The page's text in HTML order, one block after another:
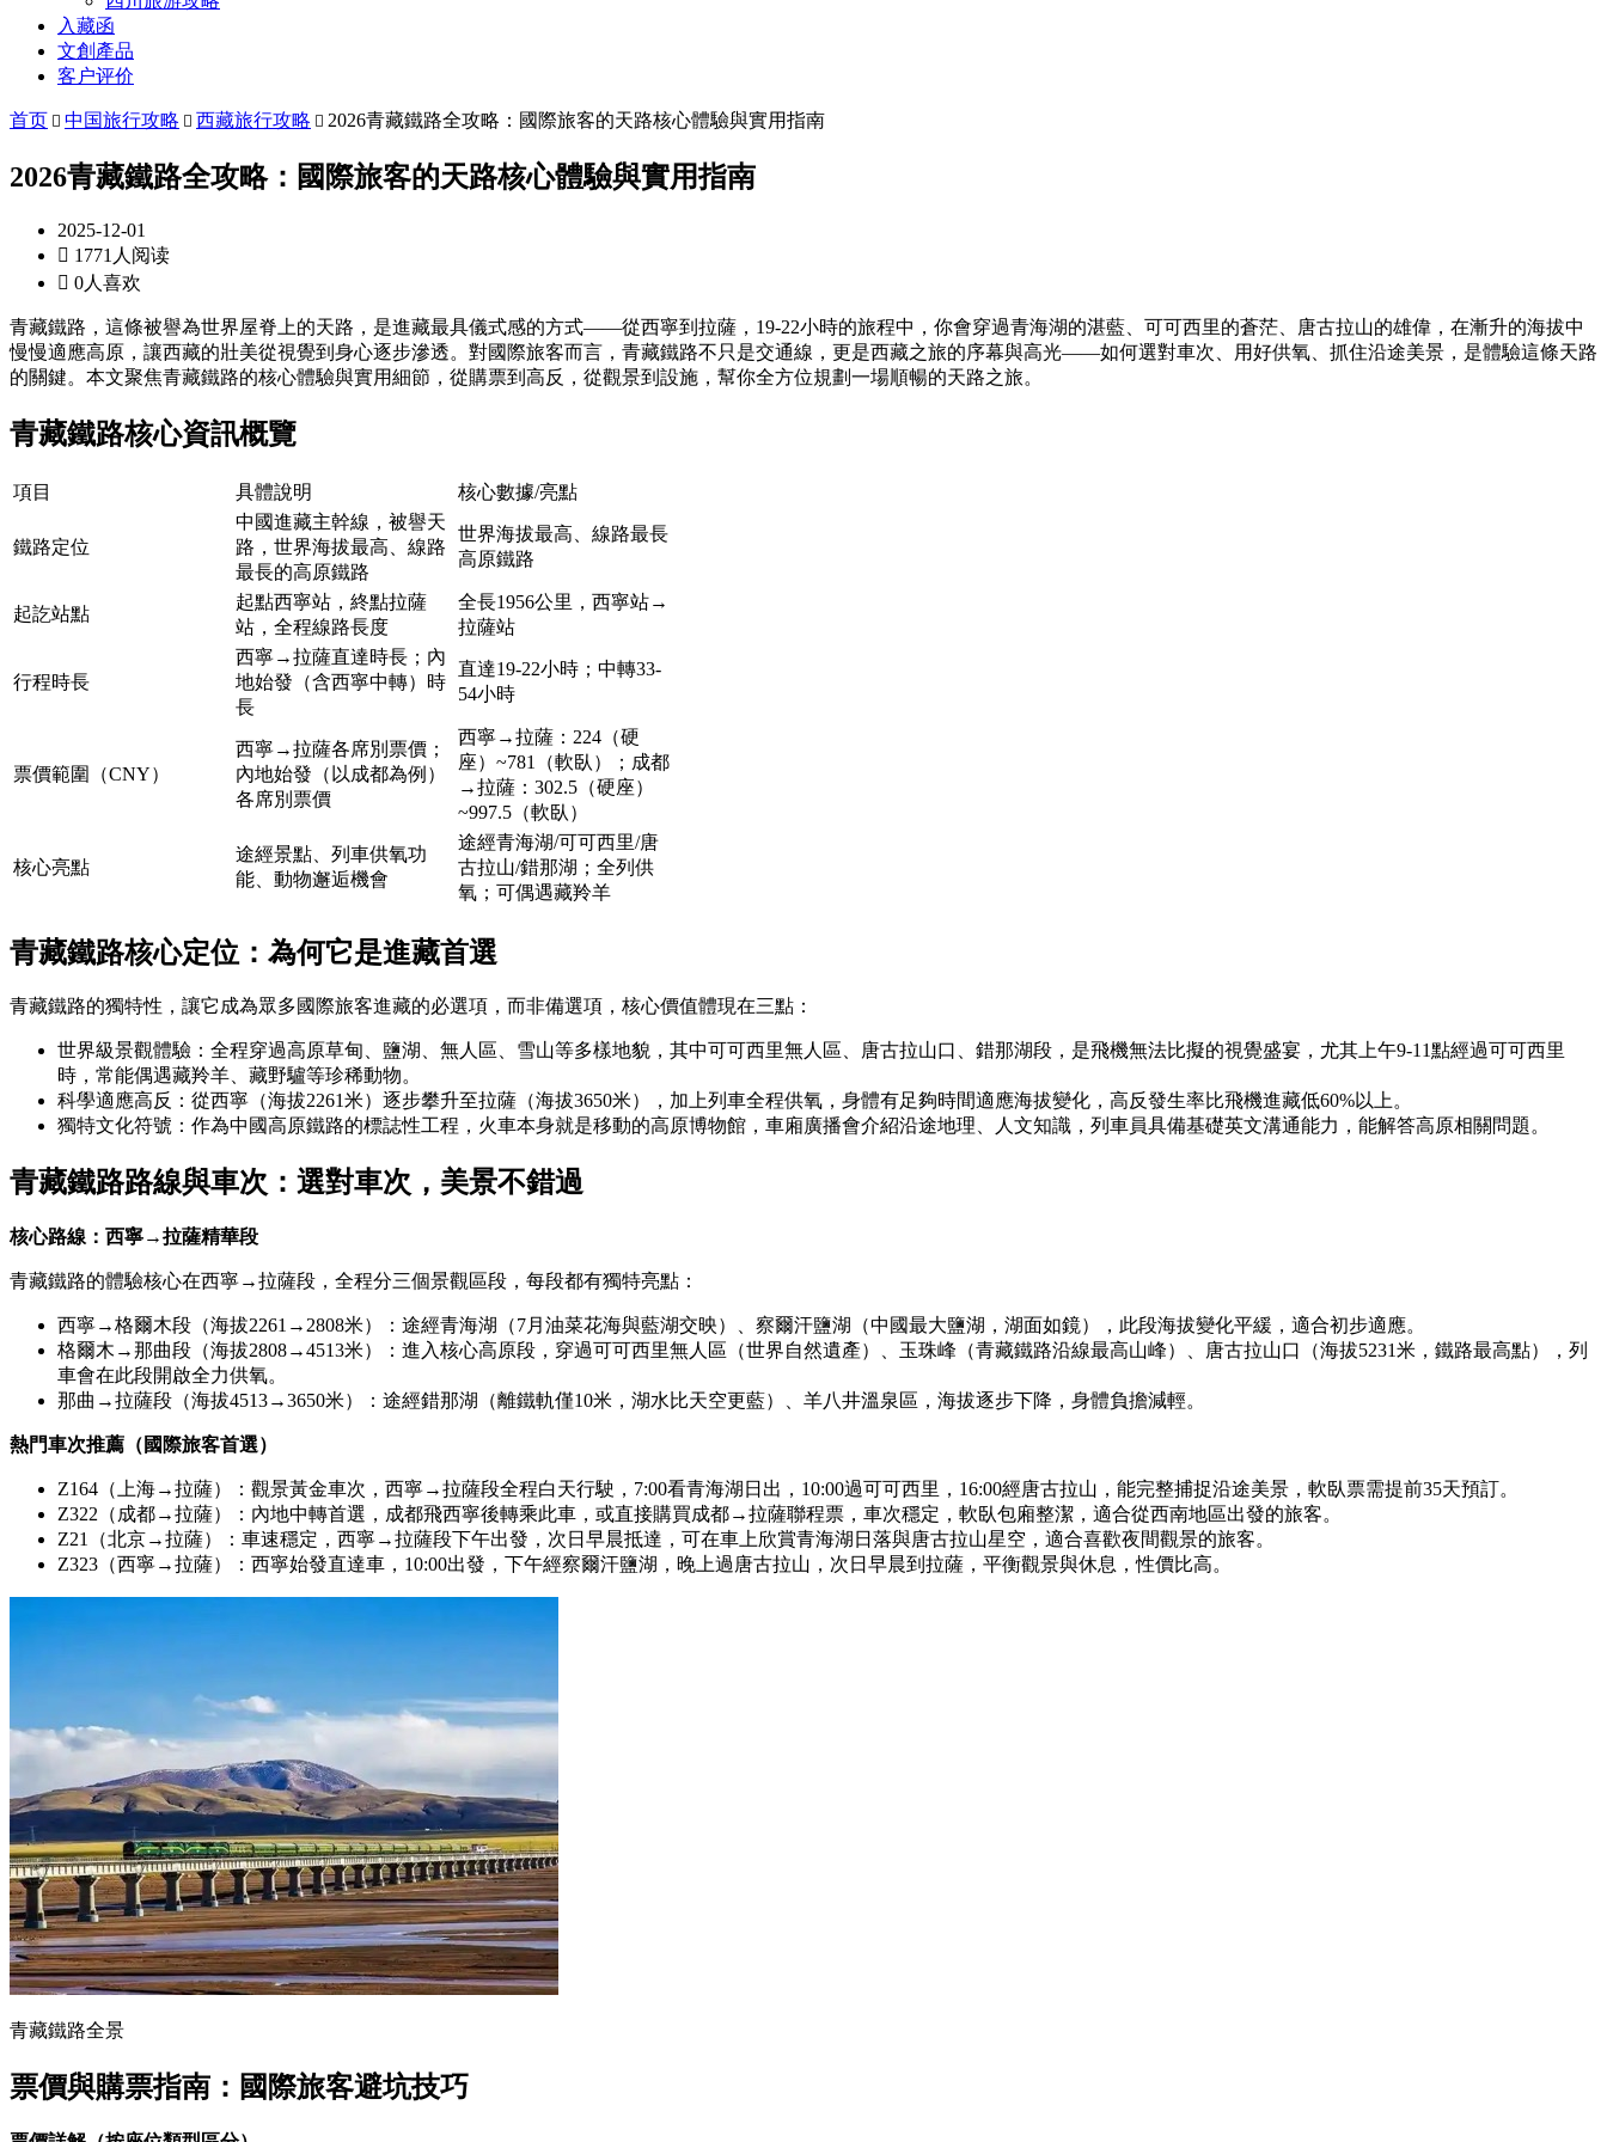
入藏函
文創產品
客户评价
首页  中国旅行攻略  西藏旅行攻略  2026青藏鐵路全攻略：國際旅客的天路核心體驗與實用指南
2026青藏鐵路全攻略：國際旅客的天路核心體驗與實用指南
2025-12-01
 1771人阅读
 0人喜欢
青藏鐵路，這條被譽為世界屋脊上的天路，是進藏最具儀式感的方式——從西寧到拉薩，19-22小時的旅程中，你會穿過青海湖的湛藍、可可西里的蒼茫、唐古拉山的雄偉，在漸升的海拔中
慢慢適應高原，讓西藏的壯美從視覺到身心逐步滲透。對國際旅客而言，青藏鐵路不只是交通線，更是西藏之旅的序幕與高光——如何選對車次、用好供氧、抓住沿途美景，是體驗這條天路
的關鍵。本文聚焦青藏鐵路的核心體驗與實用細節，從購票到高反，從觀景到設施，幫你全方位規劃一場順暢的天路之旅。
青藏鐵路核心資訊概覽
項目 具體說明 核心數據/亮點
鐵路定位
中國進藏主幹線，被譽天
路，世界海拔最高、線路
最長的高原鐵路
世界海拔最高、線路最長
高原鐵路
起訖站點
起點西寧站，終點拉薩
站，全程線路長度
全長1956公里，西寧站→
拉薩站
行程時長
西寧→拉薩直達時長；內
地始發（含西寧中轉）時
長
直達19-22小時；中轉33-
54小時
票價範圍（CNY）
西寧→拉薩各席別票價；
內地始發（以成都為例）
各席別票價
西寧→拉薩：224（硬
座）~781（軟臥）；成都
→拉薩：302.5（硬座）
~997.5（軟臥）
核心亮點
途經景點、列車供氧功
能、動物邂逅機會
途經青海湖/可可西里/唐
古拉山/錯那湖；全列供
氧；可偶遇藏羚羊
青藏鐵路核心定位：為何它是進藏首選
青藏鐵路的獨特性，讓它成為眾多國際旅客進藏的必選項，而非備選項，核心價值體現在三點：
世界級景觀體驗：全程穿過高原草甸、鹽湖、無人區、雪山等多樣地貌，其中可可西里無人區、唐古拉山口、錯那湖段，是飛機無法比擬的視覺盛宴，尤其上午9-11點經過可可西里
時，常能偶遇藏羚羊、藏野驢等珍稀動物。
科學適應高反：從西寧（海拔2261米）逐步攀升至拉薩（海拔3650米），加上列車全程供氧，身體有足夠時間適應海拔變化，高反發生率比飛機進藏低60%以上。
獨特文化符號：作為中國高原鐵路的標誌性工程，火車本身就是移動的高原博物館，車廂廣播會介紹沿途地理、人文知識，列車員具備基礎英文溝通能力，能解答高原相關問題。
青藏鐵路路線與車次：選對車次，美景不錯過
核心路線：西寧→拉薩精華段
青藏鐵路的體驗核心在西寧→拉薩段，全程分三個景觀區段，每段都有獨特亮點：
西寧→格爾木段（海拔2261→2808米）：途經青海湖（7月油菜花海與藍湖交映）、察爾汗鹽湖（中國最大鹽湖，湖面如鏡），此段海拔變化平緩，適合初步適應。
格爾木→那曲段（海拔2808→4513米）：進入核心高原段，穿過可可西里無人區（世界自然遺產）、玉珠峰（青藏鐵路沿線最高山峰）、唐古拉山口（海拔5231米，鐵路最高點），列
車會在此段開啟全力供氧。
那曲→拉薩段（海拔4513→3650米）：途經錯那湖（離鐵軌僅10米，湖水比天空更藍）、羊八井溫泉區，海拔逐步下降，身體負擔減輕。
熱門車次推薦（國際旅客首選）
Z164（上海→拉薩）：觀景黃金車次，西寧→拉薩段全程白天行駛，7:00看青海湖日出，10:00過可可西里，16:00經唐古拉山，能完整捕捉沿途美景，軟臥票需提前35天預訂。
Z322（成都→拉薩）：內地中轉首選，成都飛西寧後轉乘此車，或直接購買成都→拉薩聯程票，車次穩定，軟臥包廂整潔，適合從西南地區出發的旅客。
Z21（北京→拉薩）：車速穩定，西寧→拉薩段下午出發，次日早晨抵達，可在車上欣賞青海湖日落與唐古拉山星空，適合喜歡夜間觀景的旅客。
Z323（西寧→拉薩）：西寧始發直達車，10:00出發，下午經察爾汗鹽湖，晚上過唐古拉山，次日早晨到拉薩，平衡觀景與休息，性價比高。
青藏鐵路全景
票價與購票指南：國際旅客避坑技巧